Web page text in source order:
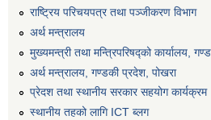
राष्ट्रिय परिचयपत्र तथा पञ्जीकरण विभाग
अर्थ मन्त्रालय
मुख्यमन्त्री तथा मन्त्रिपरिषद्को कार्यालय,
अर्थ मन्त्रालय, गण्डकी प्रदेश, पोखरा
प्रेदश तथा स्थानीय सरकार सहयोग कार्यक्रम
स्थानीय तहको लागि ICT ब्लग